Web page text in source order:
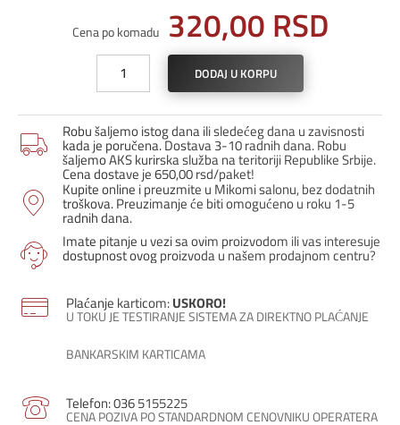
Cena po komadu 320,00 RSD
profil
10
/
Slonova
kost
količina
DODAJ U KORPU
Robu šaljemo istog dana ili sledećeg dana u zavisnosti
kada je poručena. Dostava 3-10 radnih dana. Robu
šaljemo AKS kurirska služba na teritoriji Republike Srbije.
Cena dostave je 650,00 rsd/paket!
Kupite online i preuzmite u Mikomi salonu, bez dodatnih
troškova. Preuzimanje će biti omogućeno u roku 1-5
radnih dana.
Imate pitanje u vezi sa ovim proizvodom ili vas interesuje
dostupnost ovog proizvoda u našem prodajnom centru?
Plaćanje karticom:USKORO!
U TOKU JE TESTIRANJE SISTEMA ZA DIREKTNO PLAĆANJE
BANKARSKIM KARTICAMA
Telefon: 036 5155225
CENA POZIVA PO STANDARDNOM CENOVNIKU OPERATERA